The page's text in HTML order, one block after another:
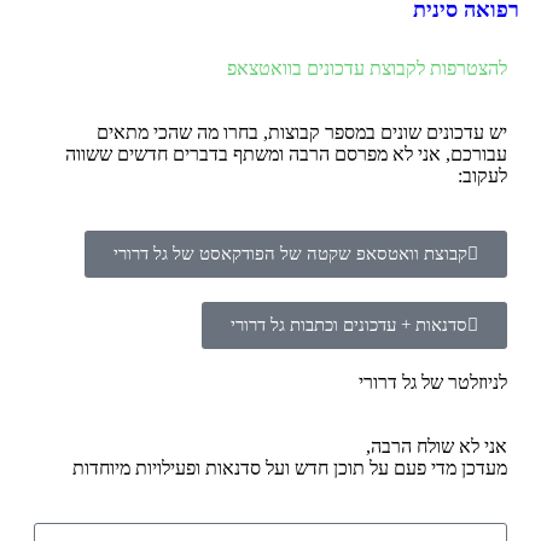
רפואה סינית
להצטרפות לקבוצת עדכונים בוואטצאפ
יש עדכונים שונים במספר קבוצות, בחרו מה שהכי מתאים
עבורכם, אני לא מפרסם הרבה ומשתף בדברים חדשים ששווה
לעקוב:
קבוצת וואטסאפ שקטה של הפודקאסט של גל דרורי
סדנאות + עדכונים וכתבות גל דרורי
לניוזלטר של גל דרורי
אני לא שולח הרבה,
מעדכן מדי פעם על תוכן חדש ועל סדנאות ופעילויות מיוחדות